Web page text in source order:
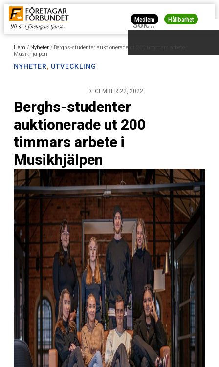
Medlem Hållbarhet
Hem / Nyheter / Berghs-studenter auktionerade ut 200 timmars arbete i
Musikhjälpen
NYHETER, UTVECKLING
DECEMBER 22, 2022
Berghs-studenter
auktionerade ut 200
timmars arbete i
Musikhjälpen